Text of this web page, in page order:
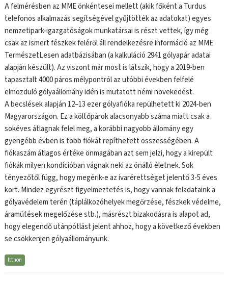
A felmérésben az MME önkéntesei mellett (akik főként a Turdus
telefonos alkalmazás segítségével gyűjtötték az adatokat) egyes
nemzetipark-igazgatóságok munkatársai is részt vettek, így még
csak az ismert fészkek feléről áll rendelkezésre információ az MME
TermészetLesen adatbázisában (a kalkuláció 2941 gólyapár adatai
alapján készült). Az viszont már most is látszik, hogy a 2019-ben
tapasztalt 4000 páros mélypontról az utóbbi években felfelé
elmozduló gólyaállomány idén is mutatott némi növekedést.
A becslések alapján 12–13 ezer gólyafióka repülhetett ki 2024-ben
Magyarországon. Ez a költőpárok alacsonyabb száma miatt csak a
sokéves átlagnak felel meg, a korábbi nagyobb állomány egy
gyengébb évben is több fiókát repíthetett összességében. A
fiókaszám átlagos értéke önmagában azt sem jelzi, hogy a kirepült
fiókák milyen kondícióban vágnak neki az önálló életnek. Sok
tényezőtől függ, hogy megérik-e az ivarérettséget jelentő 3-5 éves
kort. Mindez egyrészt figyelmeztetés is, hogy vannak feladataink a
gólyavédelem terén (táplálkozóhelyek megőrzése, fészkek védelme,
áramütések megelőzése stb.), másrészt bizakodásra is alapot ad,
hogy elegendő utánpótlást jelent ahhoz, hogy a következő években
se csökkenjen gólyaállományunk.
Itthon